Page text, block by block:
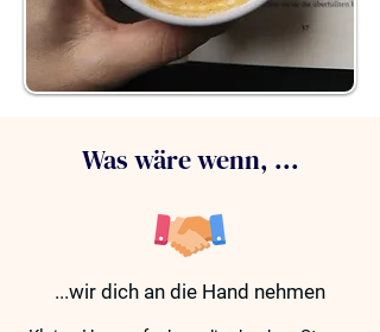
Was wäre wenn, ...
...wir dich an die Hand nehmen